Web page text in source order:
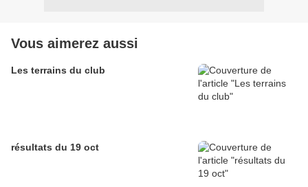
Vous aimerez aussi
Les terrains du club
résultats du 19 oct